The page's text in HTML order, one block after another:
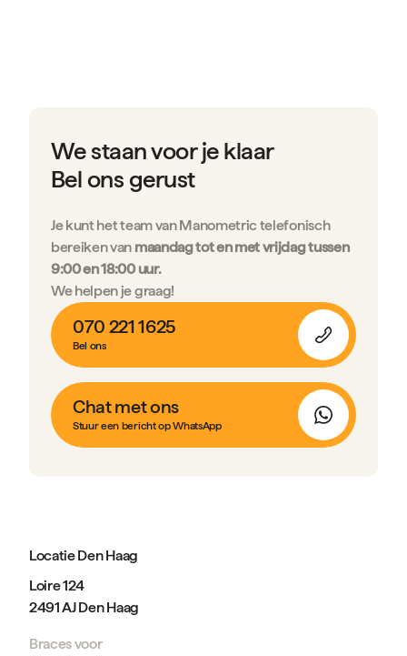
We staan voor je klaar
Bel ons gerust
Je kunt het team van Manometric telefonisch
bereiken van maandag tot en met vrijdag tussen
9:00 en 18:00 uur.
We helpen je graag!
070 221 1625
Bel ons
Chat met ons
Stuur een bericht op WhatsApp
Locatie Den Haag
Loire 124
2491 AJ Den Haag
Braces voor